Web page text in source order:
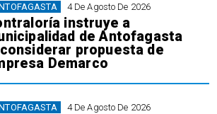
4 De Agosto De 2026
instruye a
de Antofagasta
propuesta de
Demarco
4 De Agosto De 2026